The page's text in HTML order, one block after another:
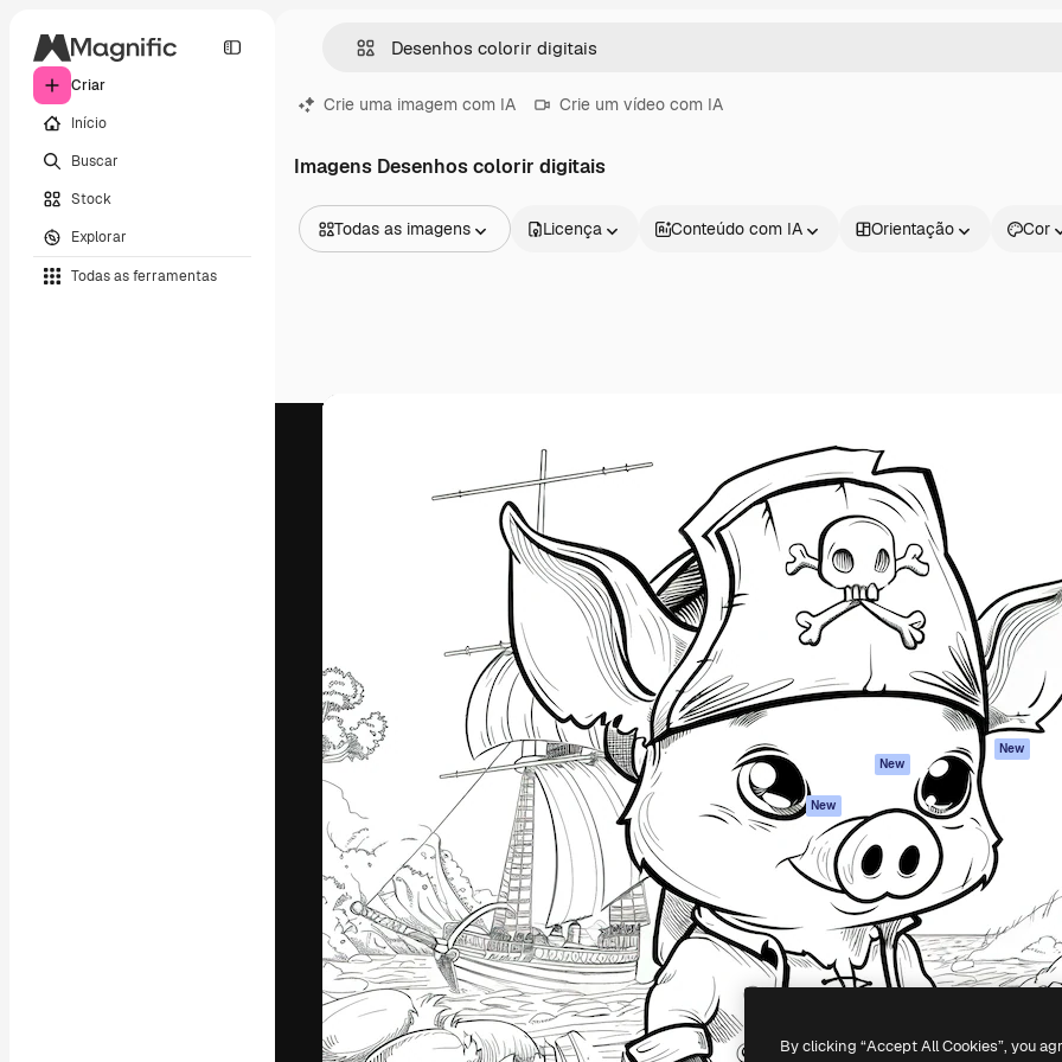
Criar
Início
Buscar
Stock
Explorar
Todas as ferramentas
Crie uma imagem com IA Crie um vídeo com IA
Imagens Desenhos colorir digitais
Todas as imagens
Vídeos
Licença Conteúdo com IA Orientação Cor
A plataforma criativa para você direcionar
seu melhor trabalho. Mais de 1 milhão de
assinantes entre criativos, empresas,
agências e estúdios.
Português
Produtos
Spaces
Assistente de IA
Gerador de
imagens
Gerador de vídeos
Texto para voz
Conteúdo de stock
MCP para
Claude/ChatGPT
New
Agentes New
API
App móvel
ferramentas
Começar
Academy
Documentação
Atendimento
Termos e
condições
Política de
privacidade
Originais
New
Política de cookies
Central de
confiabilidade
Afiliados
Empresas
Copyright © 2010-2026Freepik Company S.L.U. Todos os direitos reservados.
By clicking “Accept All Cookies”, you